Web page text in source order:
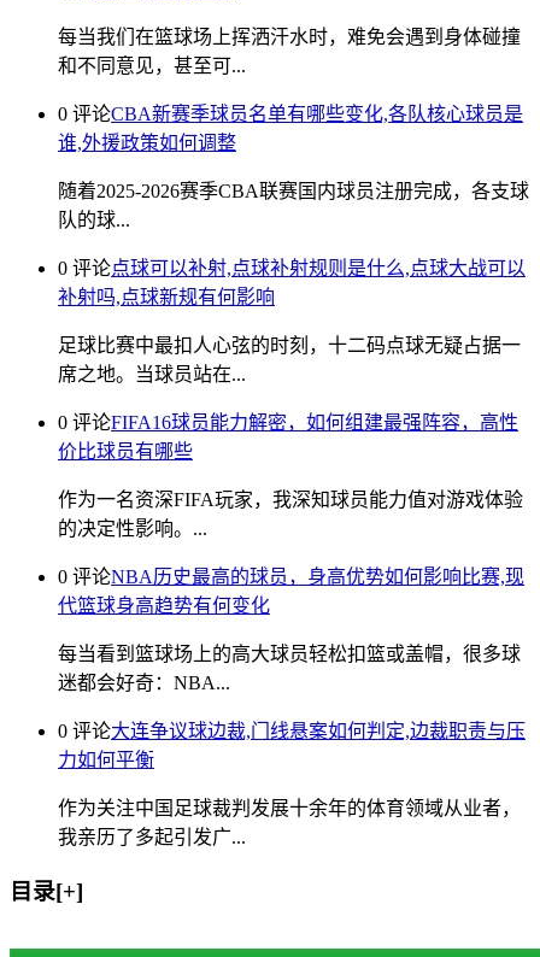
每当我们在篮球场上挥洒汗水时，难免会遇到身体碰撞
和不同意见，甚至可...
0 评论CBA新赛季球员名单有哪些变化,各队核心球员是
谁,外援政策如何调整
随着2025-2026赛季CBA联赛国内球员注册完成，各支球
队的球...
0 评论点球可以补射,点球补射规则是什么,点球大战可以
补射吗,点球新规有何影响
足球比赛中最扣人心弦的时刻，十二码点球无疑占据一
席之地。当球员站在...
0 评论FIFA16球员能力解密，如何组建最强阵容，高性
价比球员有哪些
作为一名资深FIFA玩家，我深知球员能力值对游戏体验
的决定性影响。...
0 评论NBA历史最高的球员，身高优势如何影响比赛,现
代篮球身高趋势有何变化
每当看到篮球场上的高大球员轻松扣篮或盖帽，很多球
迷都会好奇：NBA...
0 评论大连争议球边裁,门线悬案如何判定,边裁职责与压
力如何平衡
作为关注中国足球裁判发展十余年的体育领域从业者，
我亲历了多起引发广...
目录[+]